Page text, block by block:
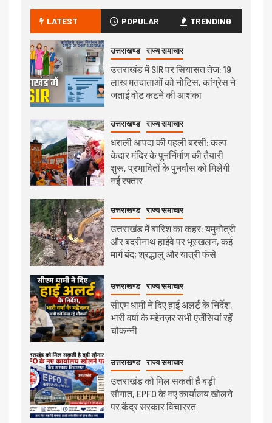
LATEST POPULAR TRENDING
उत्तराखण्ड राज्य समाचार
उत्तराखंड में SIR पर सियासत तेज: 19
लाख मतदाताओं को नोटिस, कांग्रेस ने
जताई वोट कटने की आशंका
उत्तराखण्ड राज्य समाचार
धराली आपदा की पहली बरसी: कल्प
केदार मंदिर के पुनर्निर्माण की तैयारी
शुरू, प्रभावितों के पुनर्वास को मिलेगी
नई रफ्तार
उत्तराखण्ड राज्य समाचार
उत्तराखंड में बारिश का कहर: यमुनोत्री
और बदरीनाथ हाईवे पर भूस्खलन, कई
मार्ग बंद; श्रद्धालु और यात्री फंसे
उत्तराखण्ड राज्य समाचार
सीएम धामी ने दिए हाई अलर्ट के निर्देश,
भारी वर्षा के मद्देनज़र सभी एजेंसियां रहें
चौकन्नी
उत्तराखण्ड राज्य समाचार
उत्तराखंड को मिल सकती है बड़ी
सौगात, EPFO के नए कार्यालय खोलने
पर केंद्र सरकार विचाररत